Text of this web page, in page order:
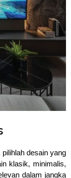
desain yang
klasik, minimalis,
dalam jangka